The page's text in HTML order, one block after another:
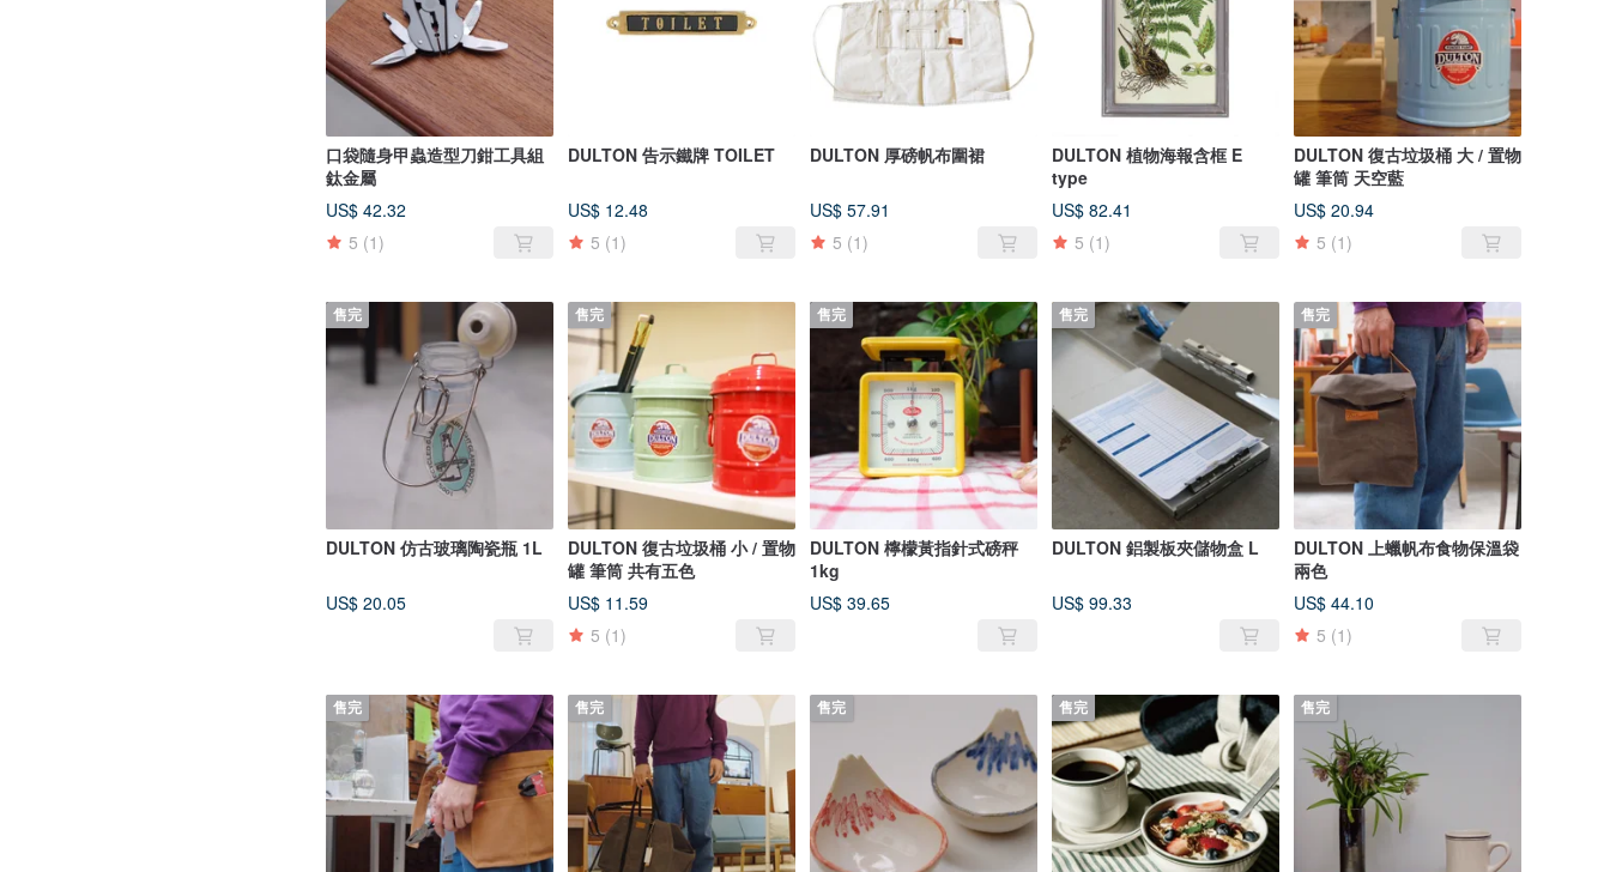
口袋隨身甲蟲造型刀鉗工具組
鈦金屬
US$ 42.32
5 (1)
DULTON 告示鐵牌 TOILET
US$ 12.48
5 (1)
DULTON 厚磅帆布圍裙
US$ 57.91
5 (1)
DULTON 植物海報含框 E
type
US$ 82.41
5 (1)
DULTON 復古垃圾桶 大 / 置物
罐 筆筒 天空藍
US$ 20.94
5 (1)
售完
DULTON 仿古玻璃陶瓷瓶 1L
US$ 20.05
售完
DULTON 復古垃圾桶 小 / 置物
罐 筆筒 共有五色
US$ 11.59
5 (1)
售完
DULTON 檸檬黃指針式磅秤
1kg
US$ 39.65
售完
DULTON 鋁製板夾儲物盒 L
US$ 99.33
售完
DULTON 上蠟帆布食物保溫袋
兩色
US$ 44.10
5 (1)
售完 售完 售完 售完 售完